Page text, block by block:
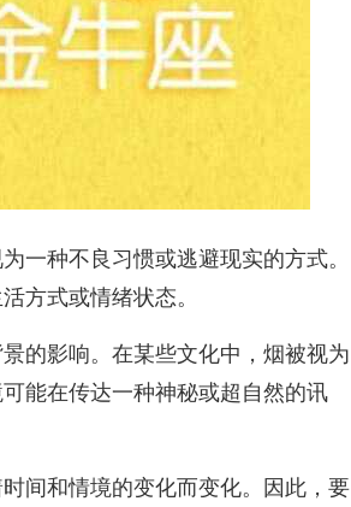
一种不良习惯或逃避现实的方式。
方式或情绪状态。
的影响。在某些文化中，烟被视为
能在传达一种神秘或超自然的讯
间和情境的变化而变化。因此，要